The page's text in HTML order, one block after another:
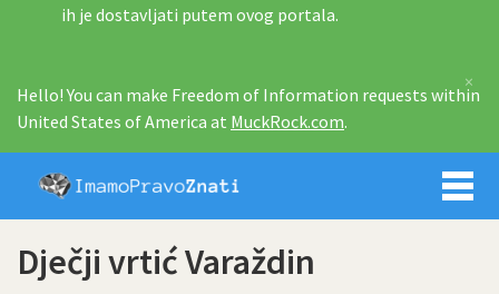
ih je dostavljati putem ovog portala.
Hello! You can make Freedom of Information requests within
United States of America at MuckRock.com.
×
Imamo
Dječji vrtić Varaždin